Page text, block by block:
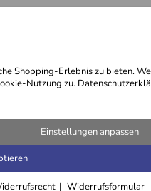
Shopping-Erlebnis zu bieten.
Nutzung zu.
Einstellungen anpassen
Widerrufsformular
Haare